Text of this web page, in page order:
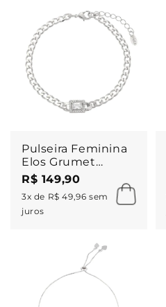
Pulseira Feminina
Elos Grumet
Zircônias Folheada
em Ródio Branco
Letizia
R$ 149,90
3x de R$ 49,96 sem
juros